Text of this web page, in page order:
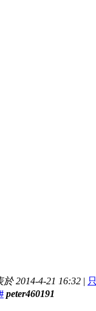
於 2014-4-21 16:32 |
peter460191